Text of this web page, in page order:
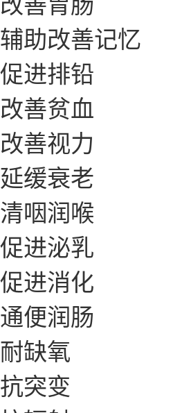
辅助改善记忆
促进排铅
改善贫血
改善视力
延缓衰老
清咽润喉
促进泌乳
促进消化
通便润肠
耐缺氧
抗突变